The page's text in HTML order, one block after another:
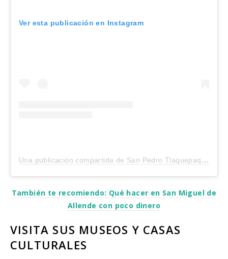
Ver esta publicación en Instagram
Una publicación compartida de San Pedro Tlaquepaque (@san_pedro_tlaquepaque)
También te recomiendo: Qué hacer en San Miguel de
Allende con poco dinero
VISITA SUS MUSEOS Y CASAS
CULTURALES